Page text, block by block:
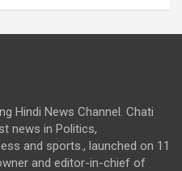
Hindi News Channel. Chati
news in Politics,
and sports., launched on 11
and editor-in-chief of